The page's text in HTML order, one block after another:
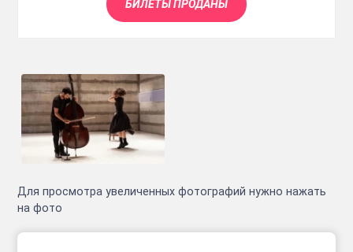
БИЛЕТЫ ПРОДАНЫ
Для просмотра увеличенных фотографий нужно нажать
на фото